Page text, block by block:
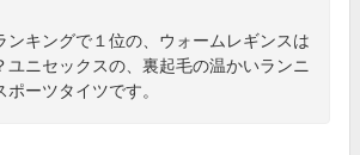
ンキングで１位の、ウォームレギンスは
ユニセックスの、裏起毛の温かいランニ
ーツタイツです。